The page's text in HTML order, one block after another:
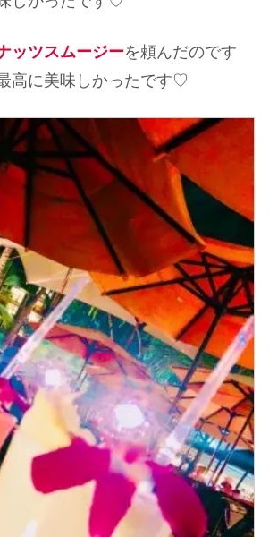
ッツスムージーを頼んだのです
高に美味しかったです♡